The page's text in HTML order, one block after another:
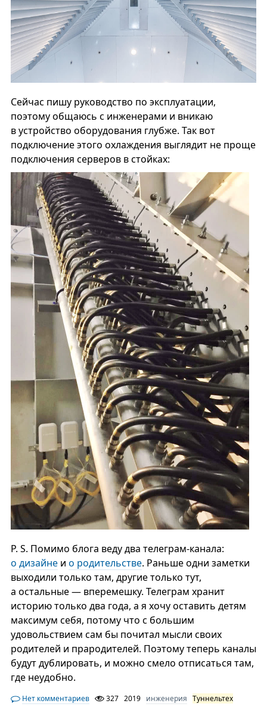
Сейчас пишу руководство по эксплуатации,
поэтому общаюсь с инженерами и вникаю
в устройство оборудования глубже. Так вот
подключение этого охлаждения выглядит не проще
подключения серверов в стойках:
P. S. Помимо блога веду два телеграм-канала:
о дизайнеи о родительстве. Раньше одни заметки
выходили только там, другие только тут,
а остальные — вперемешку. Телеграм хранит
историю только два года, а я хочу оставить детям
максимум себя, потому что с большим
удовольствием сам бы почитал мысли своих
родителей и прародителей. Поэтому теперь каналы
будут дублировать, и можно смело отписаться там,
где неудобно.
Нет комментариев 327 2019 инженерия Туннельтех